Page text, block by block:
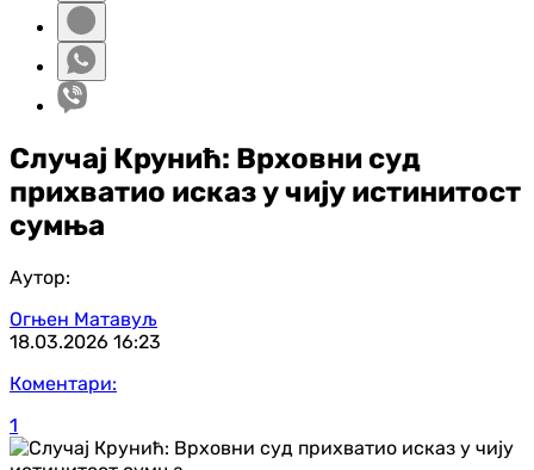
Случај Крунић: Врховни суд
прихватио исказ у чију истинитост
сумња
Аутор:
Огњен Матавуљ
18.03.2026 16:23
Коментари:
1